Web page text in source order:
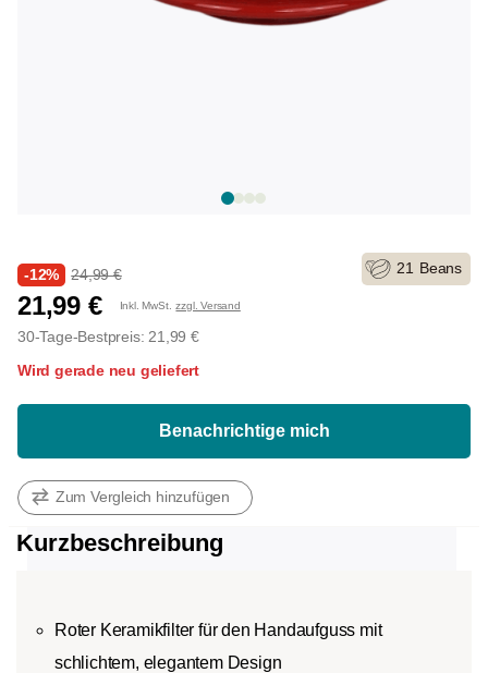
-12% 24,99 €
21,99 € Inkl. MwSt. zzgl. Versand
30-Tage-Bestpreis: 21,99 €
21 Beans
Wird gerade neu geliefert
Benachrichtige mich
Zum Vergleich hinzufügen
Kurzbeschreibung
Roter Keramikfilter für den Handaufguss mit
schlichtem, elegantem Design